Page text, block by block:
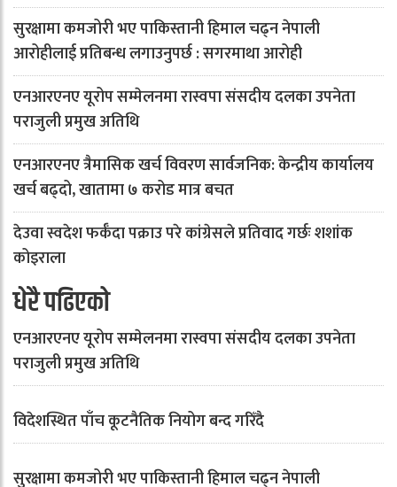
सुरक्षामा कमजोरी भए पाकिस्तानी हिमाल चढ्न नेपाली
आरोहीलाई प्रतिबन्ध लगाउनुपर्छ : सगरमाथा आरोही
एनआरएनए यूरोप सम्मेलनमा रास्वपा संसदीय दलका उपनेता
पराजुली प्रमुख अतिथि
एनआरएनए त्रैमासिक खर्च विवरण सार्वजनिक: केन्द्रीय कार्यालय
खर्च बढ्दो, खातामा ७ करोड मात्र बचत
देउवा स्वदेश फर्कँदा पक्राउ परे कांग्रेसले प्रतिवाद गर्छः शशांक
कोइराला
धेरै पढिएको
एनआरएनए यूरोप सम्मेलनमा रास्वपा संसदीय दलका उपनेता
पराजुली प्रमुख अतिथि
विदेशस्थित पाँच कूटनैतिक नियोग बन्द गरिँदै
सुरक्षामा कमजोरी भए पाकिस्तानी हिमाल चढ्न नेपाली